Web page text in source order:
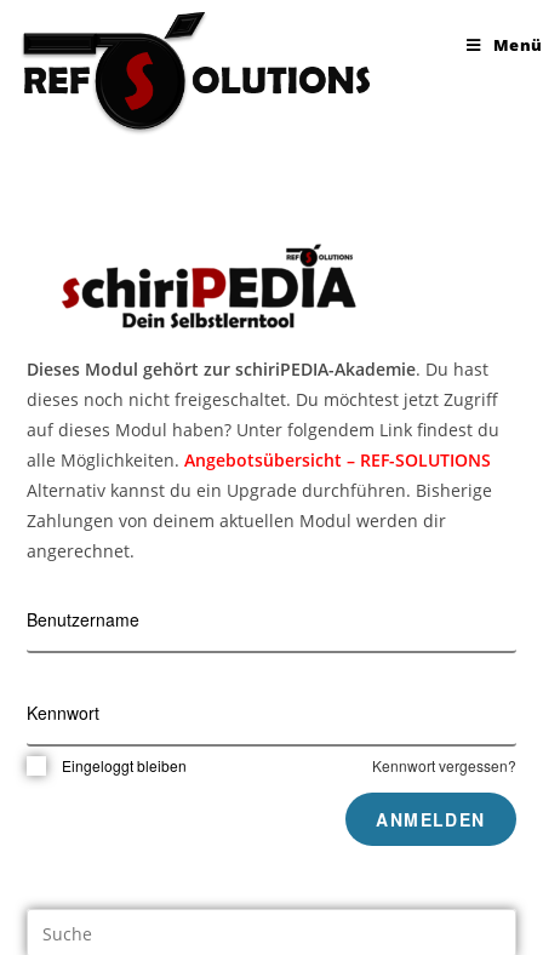
Menü
Dieses Modul gehört zur schiriPEDIA-Akademie. Du hast
dieses noch nicht freigeschaltet. Du möchtest jetzt Zugriff
auf dieses Modul haben? Unter folgendem Link findest du
alle Möglichkeiten.Angebotsübersicht – REF-SOLUTIONS
Alternativ kannst du ein Upgrade durchführen. Bisherige
Zahlungen von deinem aktuellen Modul werden dir
angerechnet.
Benutzername
Kennwort
Eingeloggt bleiben Kennwort vergessen?